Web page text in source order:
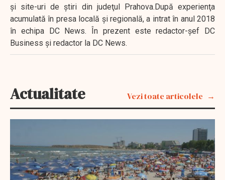
şi site-uri de ştiri din judeţul Prahova.După experienţa
acumulată în presa locală şi regională, a intrat în anul 2018
în echipa DC News. În prezent este redactor-şef DC
Business şi redactor la DC News.
Actualitate Vezi toate articolele